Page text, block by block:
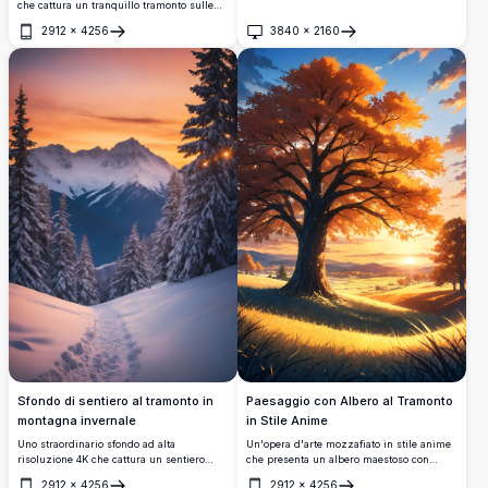
che cattura un tranquillo tramonto sulle
colline verdi ondulate. Il cielo vibrante,
dipinto con sfumature di rosa e arancione,
riflette i raggi dorati del sole, illuminando
un albero solitario e montagne lontane.
Nuvole soffici aggiungono profondità a
questo capolavoro ad alta risoluzione 4K,
perfetto per gli appassionati di arte anime
e paesaggi naturali. Ideale per sfondi
digitali o stampe artistiche, quest'opera
evoca tranquillità e bellezza.
2912 × 4256
Apri
3840 × 2160
Apri
Sfondo di sentiero al tramonto in
montagna invernale
Uno straordinario sfondo ad alta
risoluzione 4K che cattura un sentiero
invernale sereno che si snoda tra pini
2912 × 4256
Paesaggio con Albero al Tramonto
in Stile Anime
Un'opera d'arte mozzafiato in stile anime
che presenta un albero maestoso con
foglie di un vivace colore arancione, sullo
2912 × 4256